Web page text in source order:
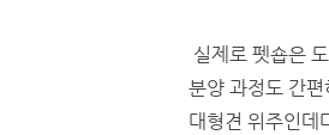
실제로 펫숍은
분양 과정도 간
대형견 위주인데